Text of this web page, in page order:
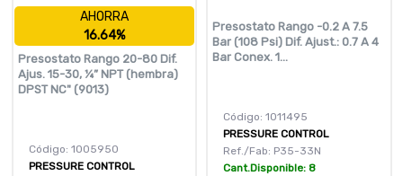
AHORRA
16.64%
Presostato Rango 20-80 Dif.
Ajus. 15-30, ¼” NPT (hembra)
DPST NC" (9013)
Código: 1005950
PRESSURE CONTROL
Presostato Rango -0.2 A 7.5
Bar (108 Psi) Dif. Ajust.: 0.7 A 4
Bar Conex. 1...
Código: 1011495
PRESSURE CONTROL
Ref./Fab: P35-33N
Cant.Disponible: 8